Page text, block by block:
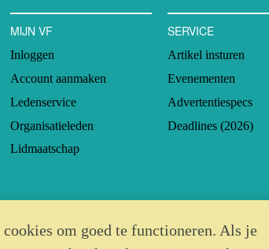
MIJN VF
Inloggen
Account aanmaken
Ledenservice
Organisatieleden
Lidmaatschap
SERVICE
Artikel insturen
Evenementen
Advertentiespecs
Deadlines (2026)
om goed te functioneren. Als je